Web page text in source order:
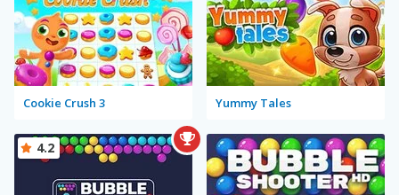
Cookie Crush 3 Yummy Tales
4.2